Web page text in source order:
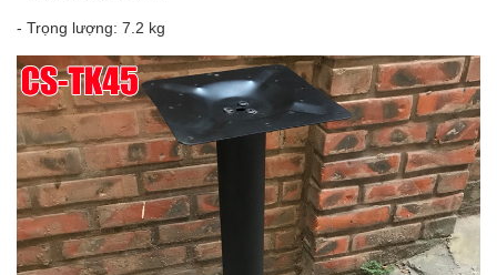
- Trọng lượng: 7.2 kg